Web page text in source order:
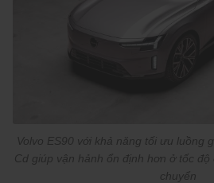
Volvo ES90 với khả năng tối ưu luồng
Cd giúp vận hảnh ổn định hơn ở tốc
chuyển